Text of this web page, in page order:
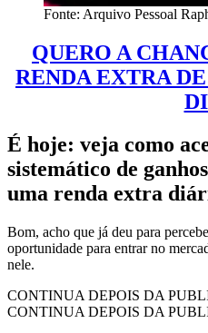
Fonte: Arquivo Pessoal
QUERO A
RENDA EXTRA
É hoje: veja como
sistemático de
uma renda extra
Bom, acho que já deu para
oportunidade para entrar no
nele.
CONTINUA DEPOIS DA
CONTINUA DEPOIS DA